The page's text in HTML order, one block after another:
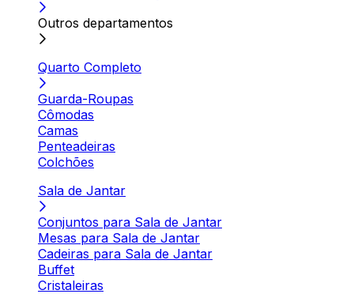
Outros departamentos
Quarto Completo
Guarda-Roupas
Cômodas
Camas
Penteadeiras
Colchões
Sala de Jantar
Conjuntos para Sala de Jantar
Mesas para Sala de Jantar
Cadeiras para Sala de Jantar
Buffet
Cristaleiras